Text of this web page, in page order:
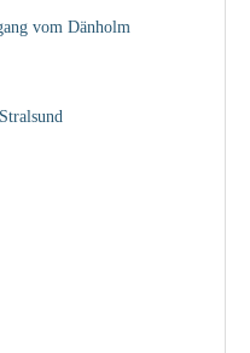
vom Dänholm